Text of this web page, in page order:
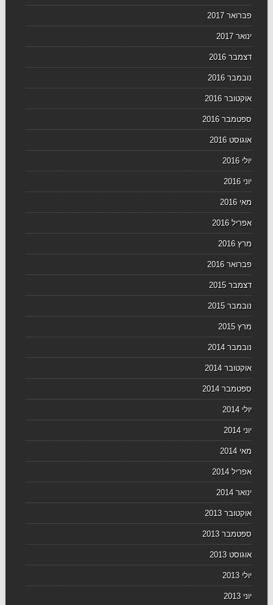
פברואר 2017
ינואר 2017
דצמבר 2016
נובמבר 2016
אוקטובר 2016
ספטמבר 2016
אוגוסט 2016
יולי 2016
יוני 2016
מאי 2016
אפריל 2016
מרץ 2016
פברואר 2016
דצמבר 2015
נובמבר 2015
מרץ 2015
נובמבר 2014
אוקטובר 2014
ספטמבר 2014
יולי 2014
יוני 2014
מאי 2014
אפריל 2014
ינואר 2014
אוקטובר 2013
ספטמבר 2013
אוגוסט 2013
יולי 2013
יוני 2013